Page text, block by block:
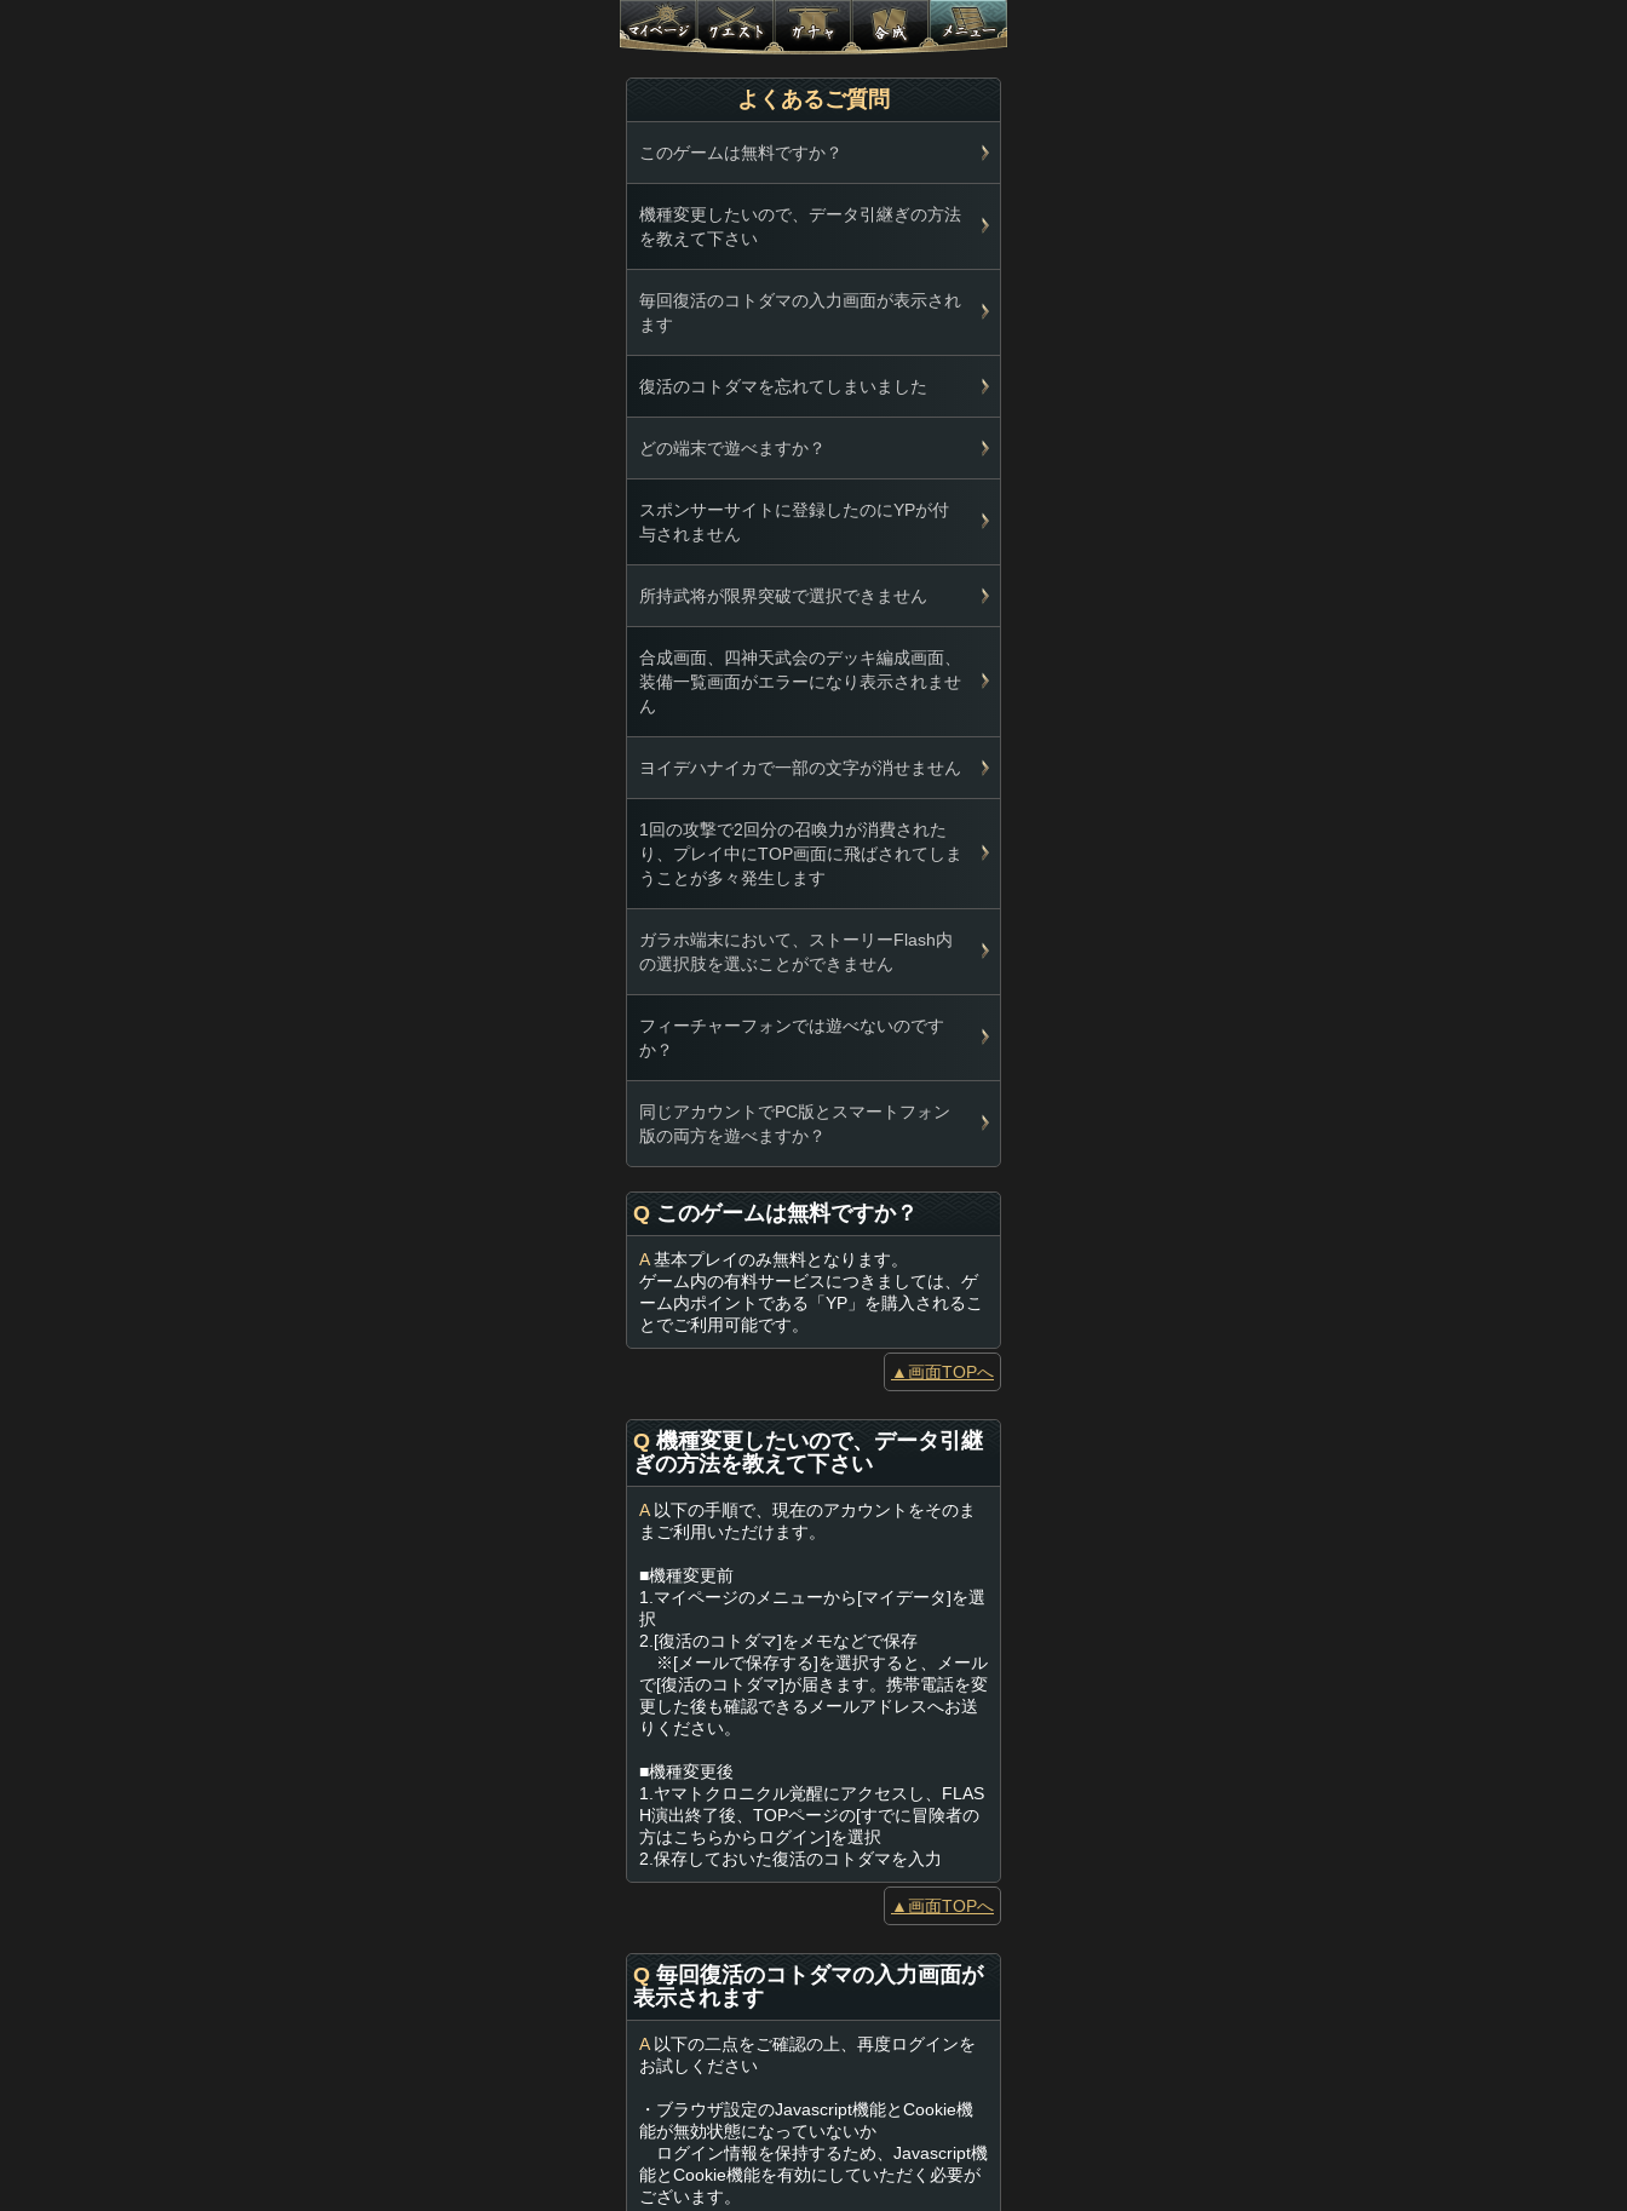
よくあるご質問
このゲームは無料ですか？
機種変更したいので、データ引継ぎの方法
を教えて下さい
毎回復活のコトダマの入力画面が表示され
ます
復活のコトダマを忘れてしまいました
どの端末で遊べますか？
スポンサーサイトに登録したのにYPが付
与されません
所持武将が限界突破で選択できません
合成画面、四神天武会のデッキ編成画面、
装備一覧画面がエラーになり表示されませ
ん
ヨイデハナイカで一部の文字が消せません
1回の攻撃で2回分の召喚力が消費された
り、プレイ中にTOP画面に飛ばされてしま
うことが多々発生します
ガラホ端末において、ストーリーFlash内
の選択肢を選ぶことができません
フィーチャーフォンでは遊べないのです
か？
同じアカウントでPC版とスマートフォン
版の両方を遊べますか？
Q このゲームは無料ですか？
A基本プレイのみ無料となります。
ゲーム内の有料サービスにつきましては、ゲ
ーム内ポイントである「YP」を購入されるこ
とでご利用可能です。
▲画面TOPへ
Q 機種変更したいので、データ引継
ぎの方法を教えて下さい
A以下の手順で、現在のアカウントをそのま
まご利用いただけます。
■機種変更前
1.マイページのメニューから[マイデータ]を選
択
2.[復活のコトダマ]をメモなどで保存
※[メールで保存する]を選択すると、メール
で[復活のコトダマ]が届きます。携帯電話を変
更した後も確認できるメールアドレスへお送
りください。
■機種変更後
1.ヤマトクロニクル覚醒にアクセスし、FLAS
H演出終了後、TOPページの[すでに冒険者の
方はこちらからログイン]を選択
2.保存しておいた復活のコトダマを入力
▲画面TOPへ
Q 毎回復活のコトダマの入力画面が
表示されます
A以下の二点をご確認の上、再度ログインを
お試しください
・ブラウザ設定のJavascript機能とCookie機
能が無効状態になっていないか
ログイン情報を保持するため、Javascript機
能とCookie機能を有効にしていただく必要が
ございます。